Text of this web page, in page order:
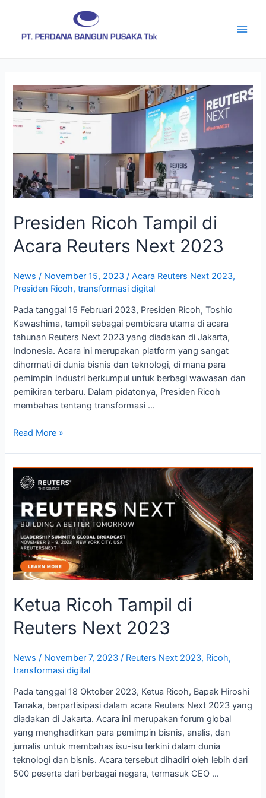
content
Presiden Ricoh Tampil di
Acara Reuters Next 2023
News / November 15, 2023 /Acara Reuters Next 2023,
Presiden Ricoh,transformasi digital
Pada tanggal 15 Februari 2023, Presiden Ricoh, Toshio
Kawashima, tampil sebagai pembicara utama di acara
tahunan Reuters Next 2023 yang diadakan di Jakarta,
Indonesia. Acara ini merupakan platform yang sangat
dihormati di dunia bisnis dan teknologi, di mana para
pemimpin industri berkumpul untuk berbagi wawasan dan
pemikiran terbaru. Dalam pidatonya, Presiden Ricoh
membahas tentang transformasi …
Presiden
Ricoh
Tampil
Reuters
Next
2023
Read More »
Ketua Ricoh Tampil di
Reuters Next 2023
News / November 7, 2023/ Reuters Next 2023, Ricoh,
transformasi digital
Pada tanggal 18 Oktober 2023, Ketua Ricoh, Bapak Hiroshi
Tanaka, berpartisipasi dalam acara Reuters Next 2023 yang
diadakan di Jakarta. Acara ini merupakan forum global
yang menghadirkan para pemimpin bisnis, analis, dan
jurnalis untuk membahas isu-isu terkini dalam dunia
teknologi dan bisnis. Acara tersebut dihadiri oleh lebih dari
500 peserta dari berbagai negara, termasuk CEO …
Ketua
Ricoh
Tampil
Reuters
Next
2023